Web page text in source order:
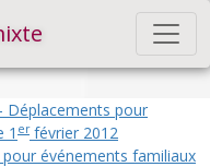
Déplacements pour
1 erfévrier 2012
événements familiaux